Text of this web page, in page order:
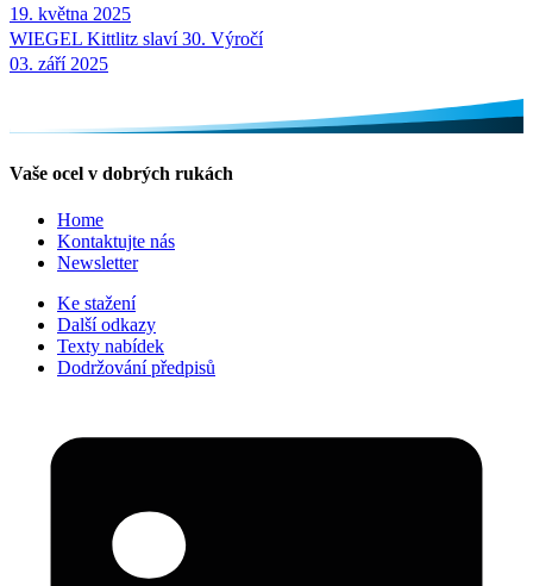
19. května 2025
WIEGEL Kittlitz slaví 30. Výročí
03. září 2025
Vaše ocel v dobrých rukách
Home
Kontaktujte nás
Newsletter
Ke stažení
Další odkazy
Texty nabídek
Dodržování předpisů